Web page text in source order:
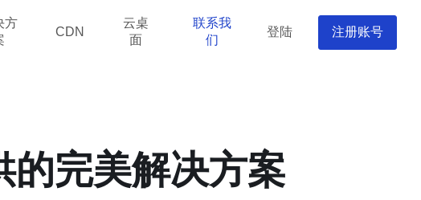
方
CDN
云桌
面
联系我
们
登陆 注册账号
的完美解决方案